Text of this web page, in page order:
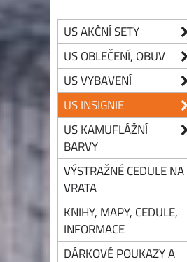
US AKČNÍ SETY
US OBLEČENÍ, OBUV
US VYBAVENÍ
US INSIGNIE
US KAMUFLÁŽNÍ
BARVY
VÝSTRAŽNÉ CEDULE NA
VRATA
KNIHY, MAPY, CEDULE,
INFORMACE
DÁRKOVÉ POUKAZY A